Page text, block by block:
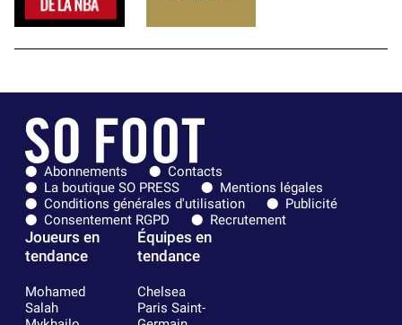
Abonnements
Contacts
La boutique SO PRESS
Mentions légales
Conditions générales d'utilisation
Publicité
Consentement RGPD
Recrutement
Joueurs en
tendance
Mohamed
Salah
Équipes en
tendance
Chelsea
Paris Saint-